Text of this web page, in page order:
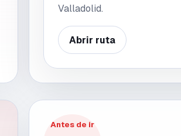
Valladolid.
Abrir ruta
Antes de ir